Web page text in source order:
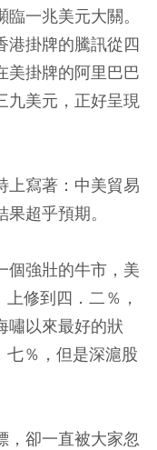
一兆美元大關。
港掛牌的騰訊從四
美掛牌的阿里巴巴
九美元，正好呈現
上寫著：中美貿易
超乎預期。
個強壯的牛市，美
修到四．二％，
嘯以來最好的狀
七％，但是深滬股
，卻一直被大家忽